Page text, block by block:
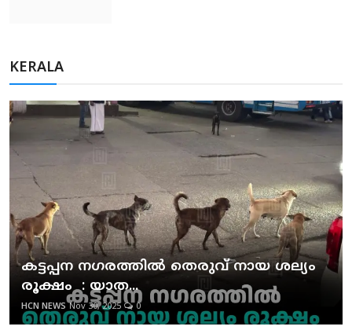
KERALA
കട്ടപ്പന നഗരത്തില്‍ തെരുവ് നായ ശല്യം
രൂക്ഷം : യാത...
HCN NEWS Nov 30, 2025 0